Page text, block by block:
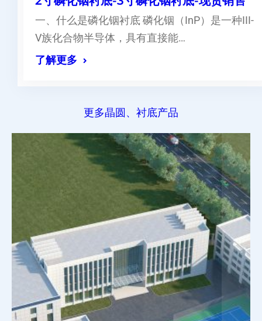
一、什么是磷化铟衬底 磷化铟（InP）是一种III-
V族化合物半导体，具有直接能…
了解更多
更多晶圆、衬底产品